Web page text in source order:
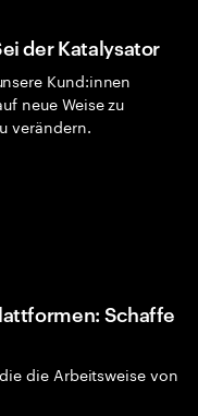
der Katalysator
Kund:innen
neue Weise zu
verändern.
Schaffe
die Arbeitsweise von